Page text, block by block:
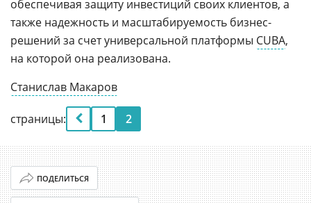
обеспечивая защиту инвестиций своих клиентов, а
также надежность и масштабируемость бизнес-
решений за счет универсальной платформы CUBA,
на которой она реализована.
Станислав Макаров
страницы: 1 2
ПОДЕЛИТЬСЯ